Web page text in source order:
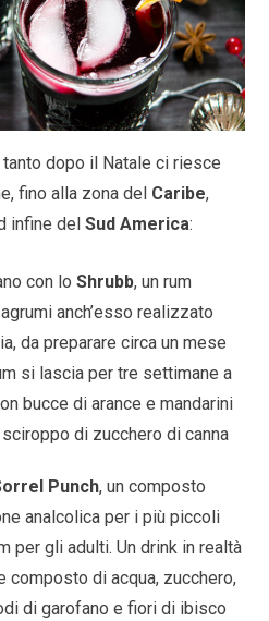
dopo il Natale ci riesce
fino alla zona del Caribe,
infine delSud America:
con loShrubb, un rum
anch’esso realizzato
da preparare circa un mese
si lascia per tre settimane a
bucce di arance e mandarini
di zucchero di canna
Punch, un composto
analcolica per i più piccoli
per gli adulti. Un drink in realtà
composto di acqua, zucchero,
di garofano e fiori di ibisco